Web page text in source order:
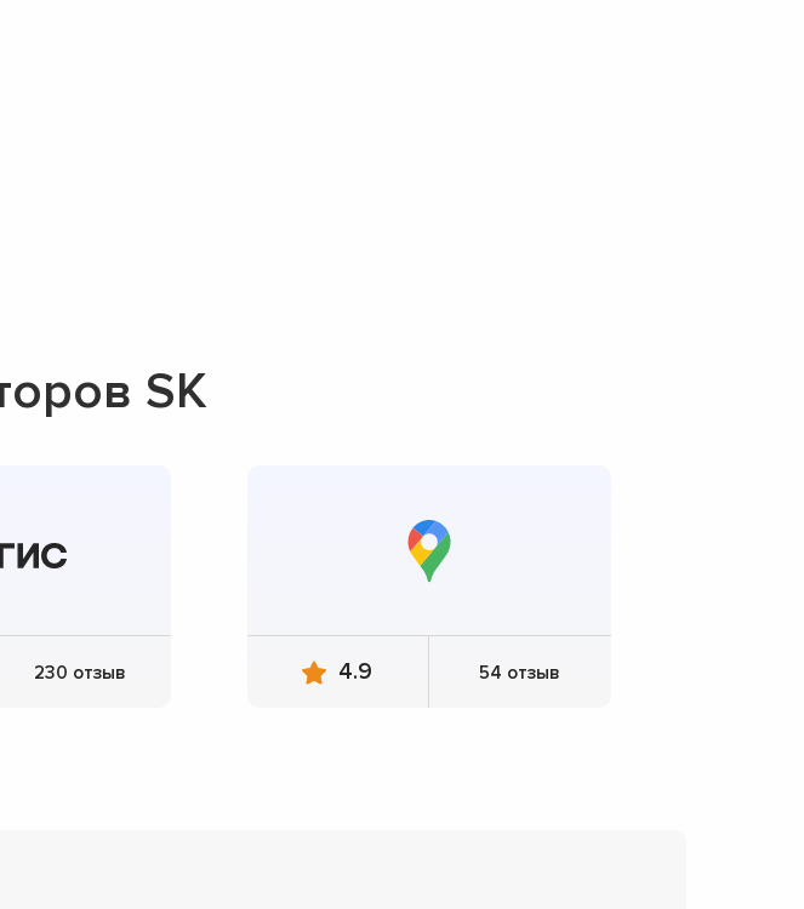
SK
230 отзыв 4.9 54 отзыв